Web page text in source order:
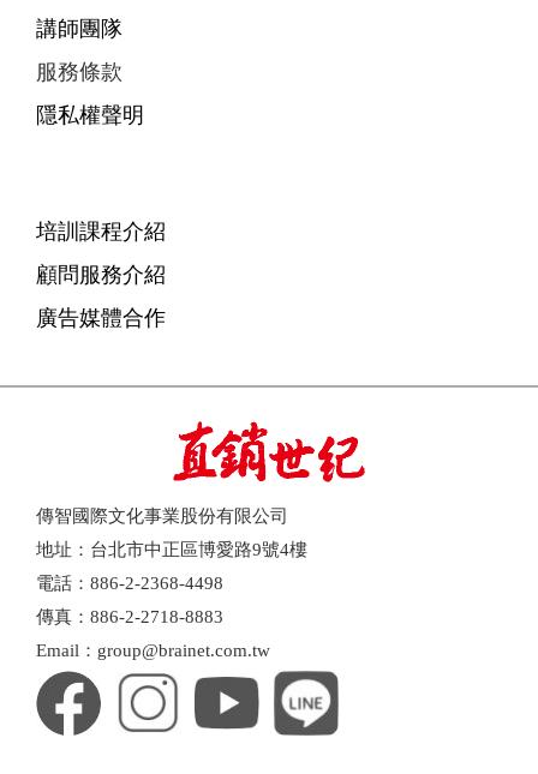
講師團隊
服務條款
隱私權聲明
培訓課程介紹
顧問服務介紹
廣告媒體合作
傳智國際文化事業股份有限公司
地址：台北市中正區博愛路9號4樓
電話：886-2-2368-4498
傳真：886-2-2718-8883
Email：group@brainet.com.tw